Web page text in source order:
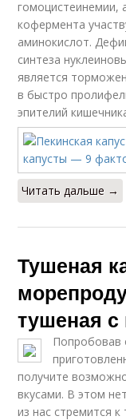
гомоцистеинемии,
кофермента
аминокислот.
синтеза
является
в быстро
эпителий
Читать дальше →
Тушеная
тушеная с
Попробовав
получите
вкусами. В этом
из нас стремится